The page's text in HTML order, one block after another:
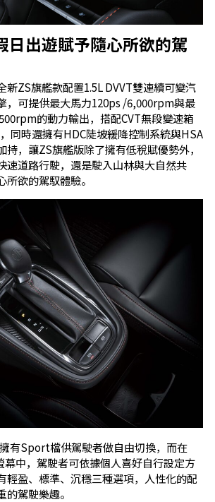
日出遊賦予隨心所欲的駕
新ZS旗艦款配置1.5L DVVT雙連續可變汽
，可提供最大馬力120ps /6,000rpm與最
的動力輸出，搭配CVT無段變速箱
同時還擁有HDC陡坡緩降控制系統與HSA
持，讓ZS旗艦版除了擁有低稅賦優勢外，
速道路行駛，還是駛入山林與大自然共
欲的駕馭體驗。
有Sport檔供駕駛者做自由切換，而在
幕中，駕駛者可依據個人喜好自行設定方
輕盈、標準、沉穩三種選項，人性化的配
駕駛樂趣。